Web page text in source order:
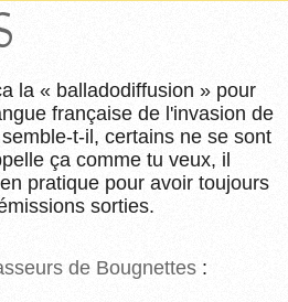
la « balladodiffusion » pour
française de l'invasion de
t-il, certains ne se sont
ça comme tu veux, il
pratique pour avoir toujours
sorties.
de Bougnettes :